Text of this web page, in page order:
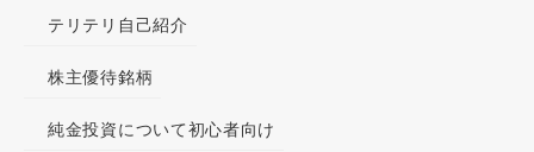
テリテリ自己紹介
株主優待銘柄
純金投資について初心者向け